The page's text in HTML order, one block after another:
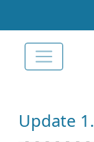
Update